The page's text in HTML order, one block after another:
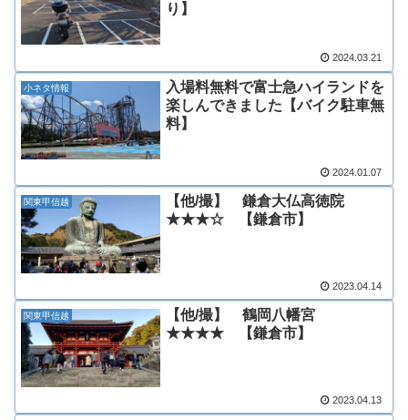
り】
2024.03.21
小ネタ情報
入場料無料で富士急ハイランドを
楽しんできました【バイク駐車無
料】
2024.01.07
関東甲信越
【他/撮】 鎌倉大仏高徳院
★★★☆ 【鎌倉市】
2023.04.14
関東甲信越
【他/撮】 鶴岡八幡宮
★★★★ 【鎌倉市】
2023.04.13